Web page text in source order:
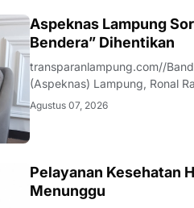
Aspeknas Lampung
Bendera” Dihentikan
transparanlampung.com//
(Aspeknas) Lampung, Ronal
perusahaan pelaksana
Agustus 07, 2026
Pelayanan Kesehatan
Menunggu